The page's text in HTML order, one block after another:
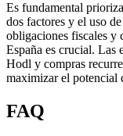
Es fundamental
dos factores y el uso de
obligaciones fiscales y
España es crucial. Las
Hodl y compras
maximizar el potencial
FAQ